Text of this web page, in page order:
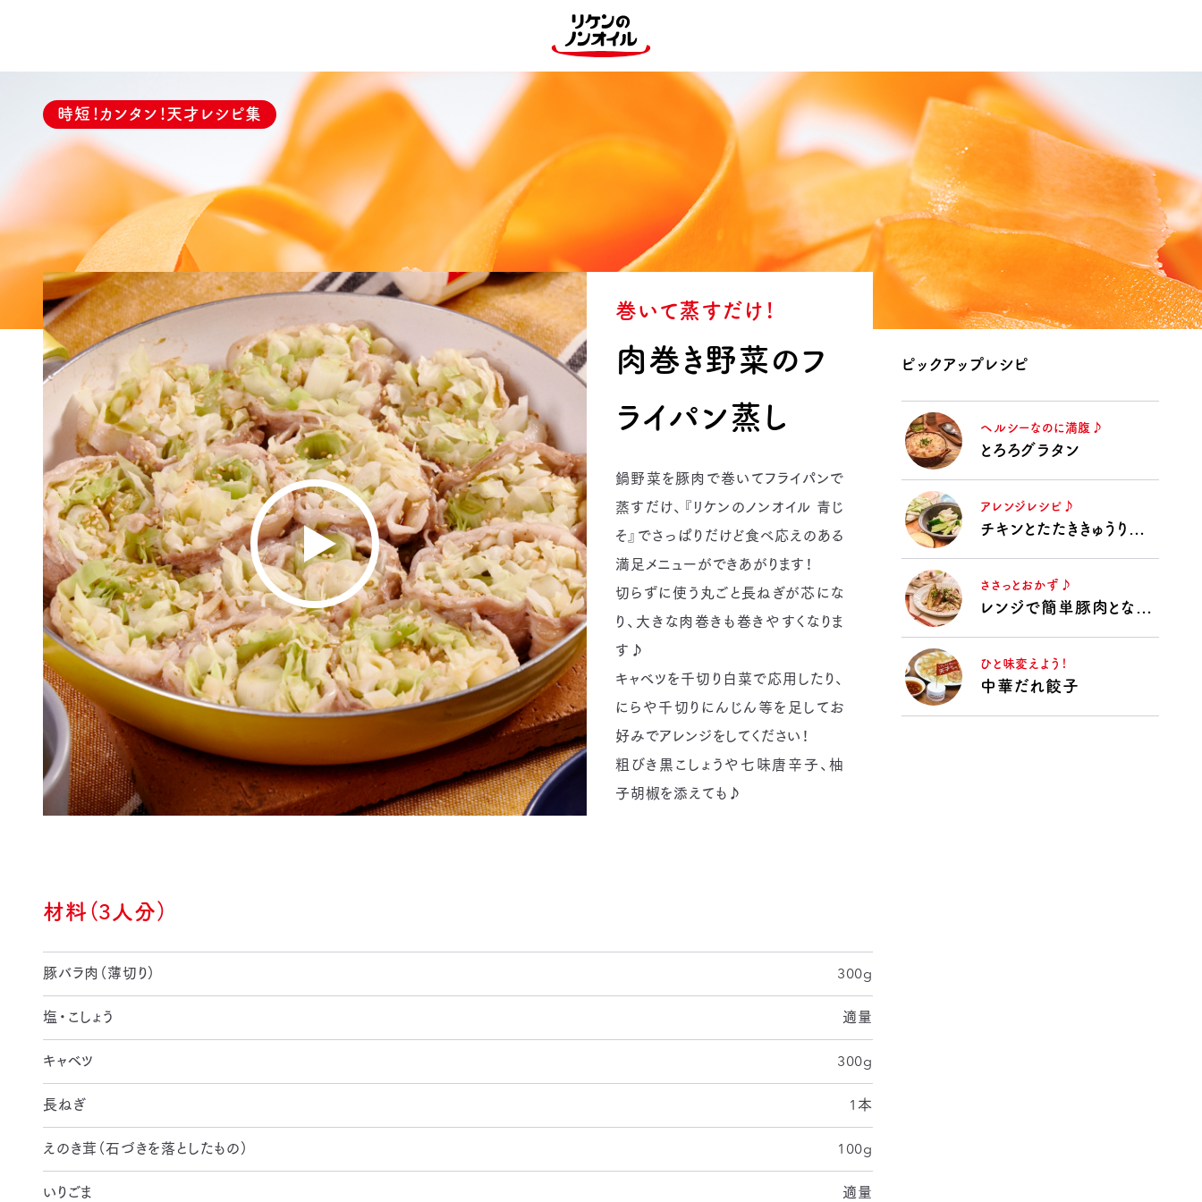
時短！カンタン！天才レシピ集
巻いて蒸すだけ！
肉巻き野菜のフ
ライパン蒸し
鍋野菜を豚肉で巻いてフライパンで
蒸すだけ、『リケンのノンオイル 青じ
そ』でさっぱりだけど食べ応えのある
満足メニューができあがります！
切らずに使う丸ごと長ねぎが芯にな
り、大きな肉巻きも巻きやすくなりま
す♪
キャベツを千切り白菜で応用したり、
にらや千切りにんじん等を足してお
好みでアレンジをしてください！
粗びき黒こしょうや七味唐辛子、柚
子胡椒を添えても♪
材料（3人分）
豚バラ肉（薄切り） 300g
塩・こしょう 適量
キャベツ 300g
長ねぎ 1本
えのき茸（石づきを落としたもの） 100g
いりごま 適量
ピックアップレシピ
ヘルシーなのに満腹♪
とろろグラタン
アレンジレシピ♪
チキンとたたききゅうりのうま塩漬け
ささっとおかず♪
レンジで簡単豚肉となすの揚げない揚げ浸し
ひと味変えよう！
中華だれ餃子